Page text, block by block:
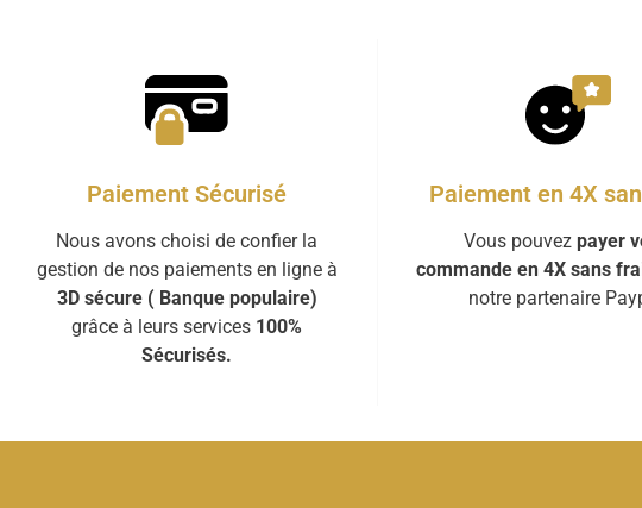
Paiement Sécurisé
Nous avons choisi de confier la
gestion de nos paiements en ligne à
3D sécure ( Banque populaire)
grâce à leurs services 100%
Sécurisés.
Paiement en 4X
Vous pouvez payer
commande en 4X sans
notre partenaire